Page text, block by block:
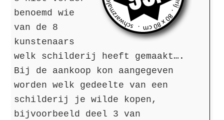
benoemd wie
van de 8
kunstenaars
welk schilderij heeft gemaakt….
Bij de aankoop kon aangegeven
worden welk gedeelte van een
schilderij je wilde kopen,
bijvoorbeeld deel 3 van